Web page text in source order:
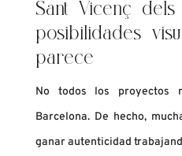
Sant Vicenç
posibilidades
parece
No todos los proyectos
Barcelona. De hecho,
ganar autenticidad